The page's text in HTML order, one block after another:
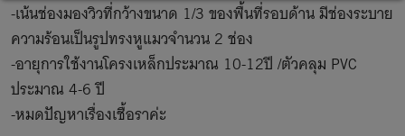
-เน้นช่องมองวิวที่กว้างขนาด 1/3 ของพื้นที่รอบด้าน มีช่องระบาย
ความร้อนเป็นรูปทรงหูแมวจำนวน 2 ช่อง
-อายุการใช้งานโครงเหล็กประมาณ 10-12ปี /ตัวคลุม PVC
ประมาณ 4-6 ปี
-หมดปัญหาเรื่องเชื้อราค่ะ